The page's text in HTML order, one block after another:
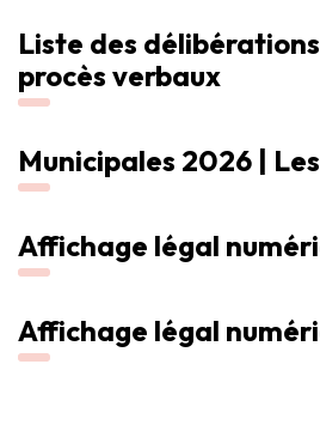
Liste des
procès verbaux
Municipales 2026 |
Affichage légal
Affichage légal